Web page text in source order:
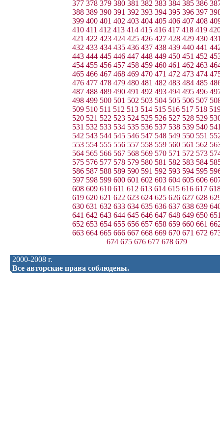
377 378 379 380 381 382 383 384 385 386
388 389 390 391 392 393 394 395 396 397
399 400 401 402 403 404 405 406 407 408
410 411 412 413 414 415 416 417 418 419
421 422 423 424 425 426 427 428 429 430
432 433 434 435 436 437 438 439 440 441
443 444 445 446 447 448 449 450 451 452
454 455 456 457 458 459 460 461 462 463
465 466 467 468 469 470 471 472 473 474
476 477 478 479 480 481 482 483 484 485
487 488 489 490 491 492 493 494 495 496
498 499 500 501 502 503 504 505 506 507
509 510 511 512 513 514 515 516 517 518
520 521 522 523 524 525 526 527 528 529
531 532 533 534 535 536 537 538 539 540
542 543 544 545 546 547 548 549 550 551
553 554 555 556 557 558 559 560 561 562
564 565 566 567 568 569 570 571 572 573
575 576 577 578 579 580 581 582 583 584
586 587 588 589 590 591 592 593 594 595
597 598 599 600 601 602 603 604 605 606
608 609 610 611 612 613 614 615 616 617
619 620 621 622 623 624 625 626 627 628
630 631 632 633 634 635 636 637 638 639
641 642 643 644 645 646 647 648 649 650
652 653 654 655 656 657 658 659 660 661
663 664 665 666 667 668 669 670 671 672
674 675 676 677 678 679
2000-2008 г.
Все авторские права соблюдены.